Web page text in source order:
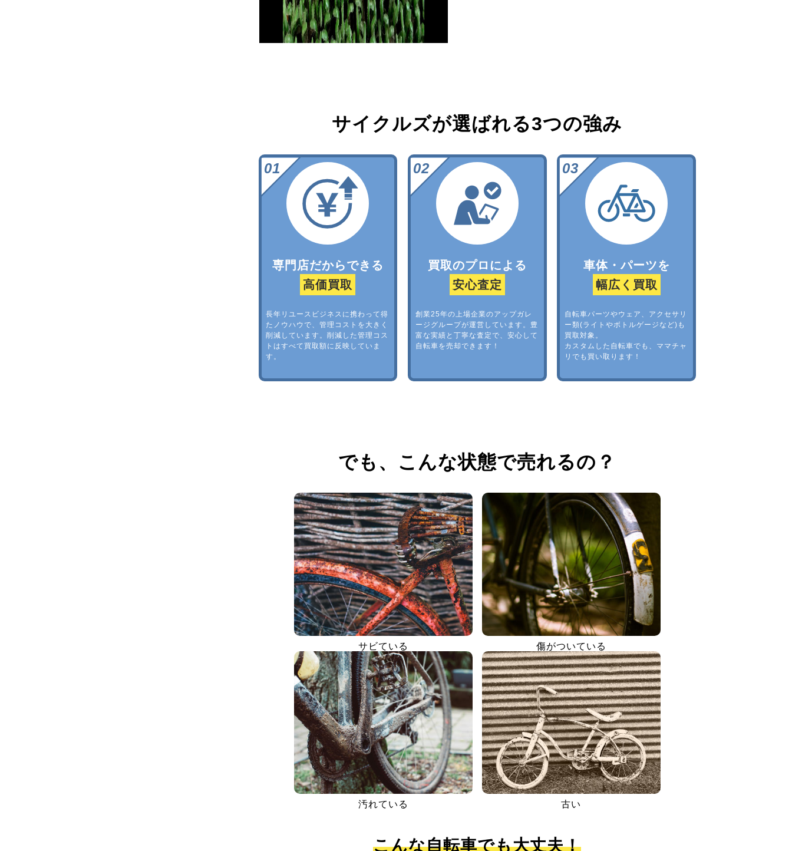
サイクルズが選ばれる3つの強み
専門店だからできる
高価買取
長年リユースビジネスに携わって得
たノウハウで、管理コストを大きく
削減しています。削減した管理コス
トはすべて買取額に反映していま
す。
買取のプロによる
安心査定
創業25年の上場企業のアップガレ
ージグループが運営しています。豊
富な実績と丁寧な査定で、安心して
自転車を売却できます！
車体・パーツを
幅広く買取
自転車パーツやウェア、アクセサリ
ー類(ライトやボトルゲージなど)も
買取対象。
カスタムした自転車でも、ママチャ
リでも買い取ります！
でも、 こんな状態で売れるの？
サビている 傷がついている
汚れている 古い
こんな自転車でも大丈夫！